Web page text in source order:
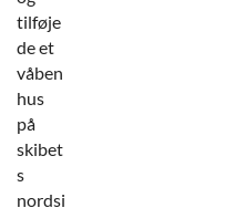
tilføje
de et
våben
hus
på
skibet
s
nordsi